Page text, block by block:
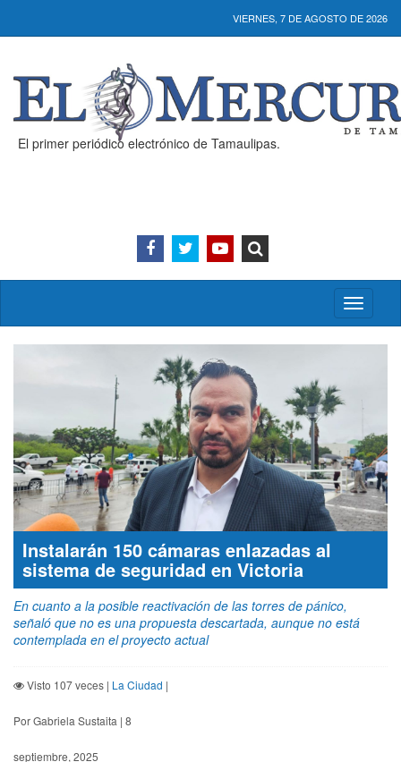
VIERNES, 7 DE AGOSTO DE 2026
El primer periódico electrónico de Tamaulipas.
Activar/
menú
Instalarán 150 cámaras enlazadas al
sistema de seguridad en Victoria
En cuanto a la posible reactivación de las torres de pánico,
señaló que no es una propuesta descartada, aunque no está
contemplada en el proyecto actual
Visto 107 veces | La Ciudad |
Por Gabriela Sustaita | 8
septiembre, 2025